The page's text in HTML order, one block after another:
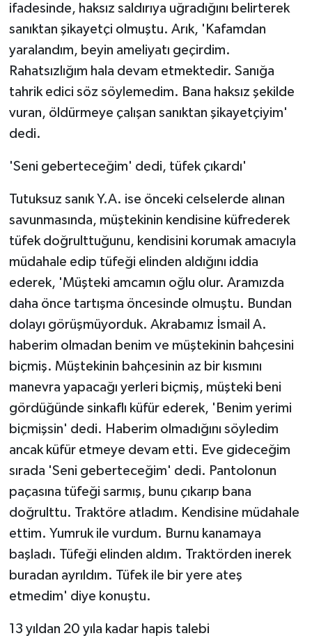
ifadesinde, haksız saldırıya uğradığını belirterek
sanıktan şikayetçi olmuştu. Arık, 'Kafamdan
yaralandım, beyin ameliyatı geçirdim.
Rahatsızlığım hala devam etmektedir. Sanığa
tahrik edici söz söylemedim. Bana haksız şekilde
vuran, öldürmeye çalışan sanıktan şikayetçiyim'
dedi.
'Seni geberteceğim' dedi, tüfek çıkardı'
Tutuksuz sanık Y.A. ise önceki celselerde alınan
savunmasında, müştekinin kendisine küfrederek
tüfek doğrulttuğunu, kendisini korumak amacıyla
müdahale edip tüfeği elinden aldığını iddia
ederek, 'Müşteki amcamın oğlu olur. Aramızda
daha önce tartışma öncesinde olmuştu. Bundan
dolayı görüşmüyorduk. Akrabamız İsmail A.
haberim olmadan benim ve müştekinin bahçesini
biçmiş. Müştekinin bahçesinin az bir kısmını
manevra yapacağı yerleri biçmiş, müşteki beni
gördüğünde sinkaflı küfür ederek, 'Benim yerimi
biçmişsin' dedi. Haberim olmadığını söyledim
ancak küfür etmeye devam etti. Eve gideceğim
sırada 'Seni geberteceğim' dedi. Pantolonun
paçasına tüfeği sarmış, bunu çıkarıp bana
doğrulttu. Traktöre atladım. Kendisine müdahale
ettim. Yumruk ile vurdum. Burnu kanamaya
başladı. Tüfeği elinden aldım. Traktörden inerek
buradan ayrıldım. Tüfek ile bir yere ateş
etmedim' diye konuştu.
13 yıldan 20 yıla kadar hapis talebi